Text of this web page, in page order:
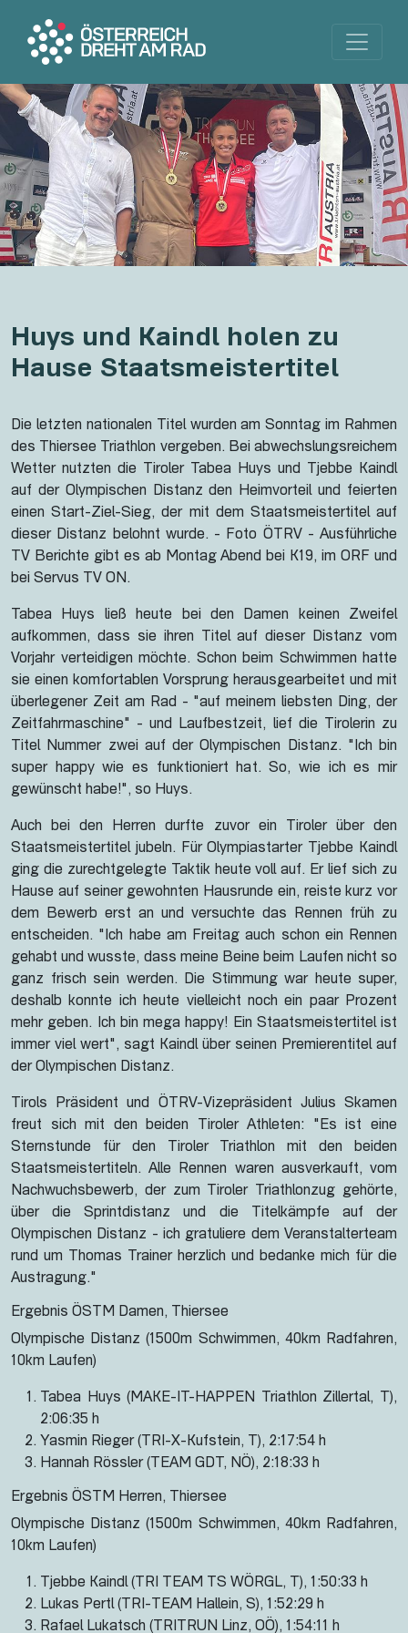
Huys und Kaindl holen zu
Hause Staatsmeistertitel
Die letzten nationalen Titel wurden am Sonntag im Rahmen
des Thiersee Triathlon vergeben. Bei abwechslungsreichem
Wetter nutzten die Tiroler Tabea Huys und Tjebbe Kaindl
auf der Olympischen Distanz den Heimvorteil und feierten
einen Start-Ziel-Sieg, der mit dem Staatsmeistertitel auf
dieser Distanz belohnt wurde. - Foto ÖTRV - Ausführliche
TV Berichte gibt es ab Montag Abend bei K19, im ORF und
bei Servus TV ON.
Tabea Huys ließ heute bei den Damen keinen Zweifel
aufkommen, dass sie ihren Titel auf dieser Distanz vom
Vorjahr verteidigen möchte. Schon beim Schwimmen hatte
sie einen komfortablen Vorsprung herausgearbeitet und mit
überlegener Zeit am Rad - "auf meinem liebsten Ding, der
Zeitfahrmaschine" - und Laufbestzeit, lief die Tirolerin zu
Titel Nummer zwei auf der Olympischen Distanz. "Ich bin
super happy wie es funktioniert hat. So, wie ich es mir
gewünscht habe!", so Huys.
Auch bei den Herren durfte zuvor ein Tiroler über den
Staatsmeistertitel jubeln. Für Olympiastarter Tjebbe Kaindl
ging die zurechtgelegte Taktik heute voll auf. Er lief sich zu
Hause auf seiner gewohnten Hausrunde ein, reiste kurz vor
dem Bewerb erst an und versuchte das Rennen früh zu
entscheiden. "Ich habe am Freitag auch schon ein Rennen
gehabt und wusste, dass meine Beine beim Laufen nicht so
ganz frisch sein werden. Die Stimmung war heute super,
deshalb konnte ich heute vielleicht noch ein paar Prozent
mehr geben. Ich bin mega happy! Ein Staatsmeistertitel ist
immer viel wert", sagt Kaindl über seinen Premierentitel auf
der Olympischen Distanz.
Tirols Präsident und ÖTRV-Vizepräsident Julius Skamen
freut sich mit den beiden Tiroler Athleten: "Es ist eine
Sternstunde für den Tiroler Triathlon mit den beiden
Staatsmeistertiteln. Alle Rennen waren ausverkauft, vom
Nachwuchsbewerb, der zum Tiroler Triathlonzug gehörte,
über die Sprintdistanz und die Titelkämpfe auf der
Olympischen Distanz - ich gratuliere dem Veranstalterteam
rund um Thomas Trainer herzlich und bedanke mich für die
Austragung."
Ergebnis ÖSTM Damen, Thiersee
Olympische Distanz (1500m Schwimmen, 40km Radfahren,
10km Laufen)
Tabea Huys (MAKE-IT-HAPPEN Triathlon Zillertal, T),
2:06:35 h
Yasmin Rieger (TRI-X-Kufstein, T), 2:17:54 h
Hannah Rössler (TEAM GDT, NÖ), 2:18:33 h
Ergebnis ÖSTM Herren, Thiersee
Olympische Distanz (1500m Schwimmen, 40km Radfahren,
10km Laufen)
Tjebbe Kaindl (TRI TEAM TS WÖRGL, T), 1:50:33 h
Lukas Pertl (TRI-TEAM Hallein, S), 1:52:29 h
Rafael Lukatsch (TRITRUN Linz, OÖ), 1:54:11 h